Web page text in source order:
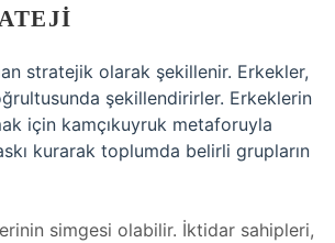
stratejik olarak şekillenir. Erkekler,
şekillendirirler. Erkeklerin
için kamçıkuyruk metaforuyla
kurarak toplumda belirli grupların
simgesi olabilir. İktidar sahipleri,